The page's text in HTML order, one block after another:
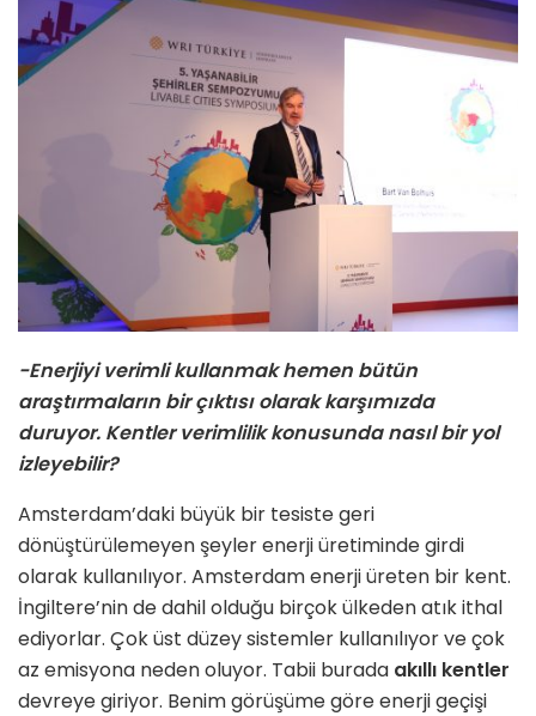
-Enerjiyi verimli kullanmak hemen bütün
araştırmaların bir çıktısı olarak karşımızda
duruyor. Kentler verimlilik konusunda nasıl bir yol
izleyebilir?
Amsterdam’daki büyük bir tesiste geri
dönüştürülemeyen şeyler enerji üretiminde girdi
olarak kullanılıyor. Amsterdam enerji üreten bir kent.
İngiltere’nin de dahil olduğu birçok ülkeden atık ithal
ediyorlar. Çok üst düzey sistemler kullanılıyor ve çok
az emisyona neden oluyor. Tabii burada akıllı kentler
devreye giriyor. Benim görüşüme göre enerji geçişi